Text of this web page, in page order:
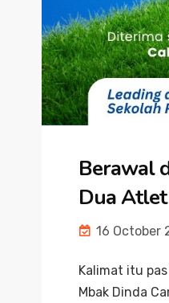
Berawal
Dua
16 October
Kalimat itu
Mbak Dinda